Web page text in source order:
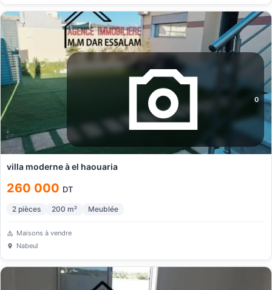
0
villa moderne à el haouaria
260 000 DT
2 pièces 200 m² Meublée
Maisons à vendre
Nabeul